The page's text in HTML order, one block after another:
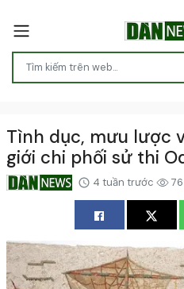
Tình dục, mưu lược
giới chi phối sử thi
4 tuần trước 76